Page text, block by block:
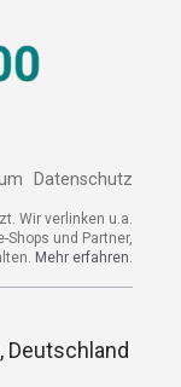
Datenschutz
Wir verlinken u.a.
und Partner,
Mehr erfahren.
Deutschland